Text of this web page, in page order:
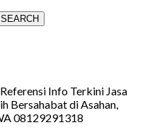
SEARCH
Referensi Info Terkini Jasa
Bersahabat di Asahan,
08129291318